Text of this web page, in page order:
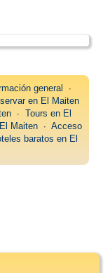
general
∙
en El Maiten
∙ Tours en El
Maiten∙ Acceso
baratos en El